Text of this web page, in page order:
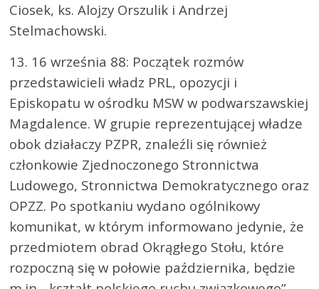
Ciosek, ks. Alojzy Orszulik i Andrzej
Stelmachowski.
13. 16 września 88: Początek rozmów
przedstawicieli władz PRL, opozycji i
Episkopatu w ośrodku MSW w podwarszawskiej
Magdalence. W grupie reprezentującej władze
obok działaczy PZPR, znaleźli się również
członkowie Zjednoczonego Stronnictwa
Ludowego, Stronnictwa Demokratycznego oraz
OPZZ. Po spotkaniu wydano ogólnikowy
komunikat, w którym informowano jedynie, że
przedmiotem obrad Okrągłego Stołu, które
rozpoczną się w połowie października, będzie